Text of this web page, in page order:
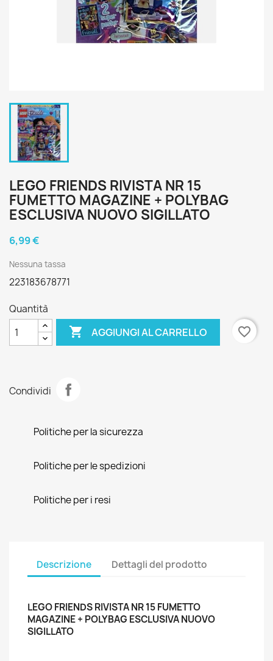
LEGO FRIENDS RIVISTA NR 15
FUMETTO MAGAZINE + POLYBAG
ESCLUSIVA NUOVO SIGILLATO
6,99 €
Nessuna tassa
223183678771
Quantità
 AGGIUNGI AL CARRELLO favorite_border
Condividi
Politiche per la sicurezza
Politiche per le spedizioni
Politiche per i resi
Descrizione Dettagli del prodotto
LEGO FRIENDS RIVISTA NR 15 FUMETTO
MAGAZINE + POLYBAG ESCLUSIVA NUOVO
SIGILLATO